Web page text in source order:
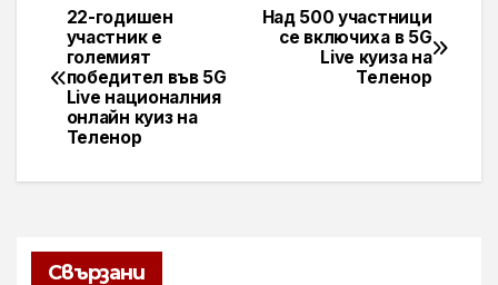
Навигация
Над 500 участници
се включиха в 5G
Live куиза на
Теленор
22-годишен
участник е
големият
победител във 5G
Live националния
онлайн куиз на
Теленор
Свързани